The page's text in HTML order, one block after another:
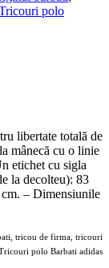
polo
libertate totală de
mânecă cu o linie
etichet cu sigla
la decolteu): 83
– Dimensiunile
tricou de firma, tricouri
polo Barbati adidas